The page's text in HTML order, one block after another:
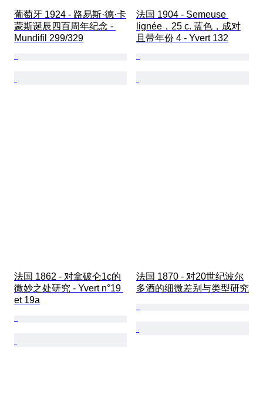
葡萄牙 1924 - 路易斯·德·卡
蒙斯诞辰四百周年纪念 -
Mundifil 299/329
法国 1904 - Semeuse
lignée，25 c. 蓝色，成对
且带年份 4 - Yvert 132
法国 1862 - 对拿破仑1c的
微妙之处研究 - Yvert n°19
et 19a
法国 1870 - 对20世纪波尔
多酒的细微差别与类型研究